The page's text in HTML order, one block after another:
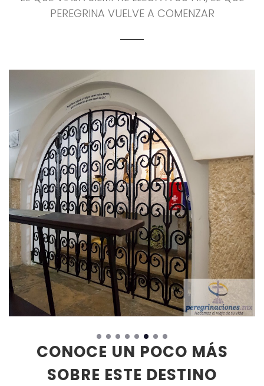
PEREGRINA VUELVE A COMENZAR
CONOCE UN POCO MÁS
SOBRE ESTE DESTINO